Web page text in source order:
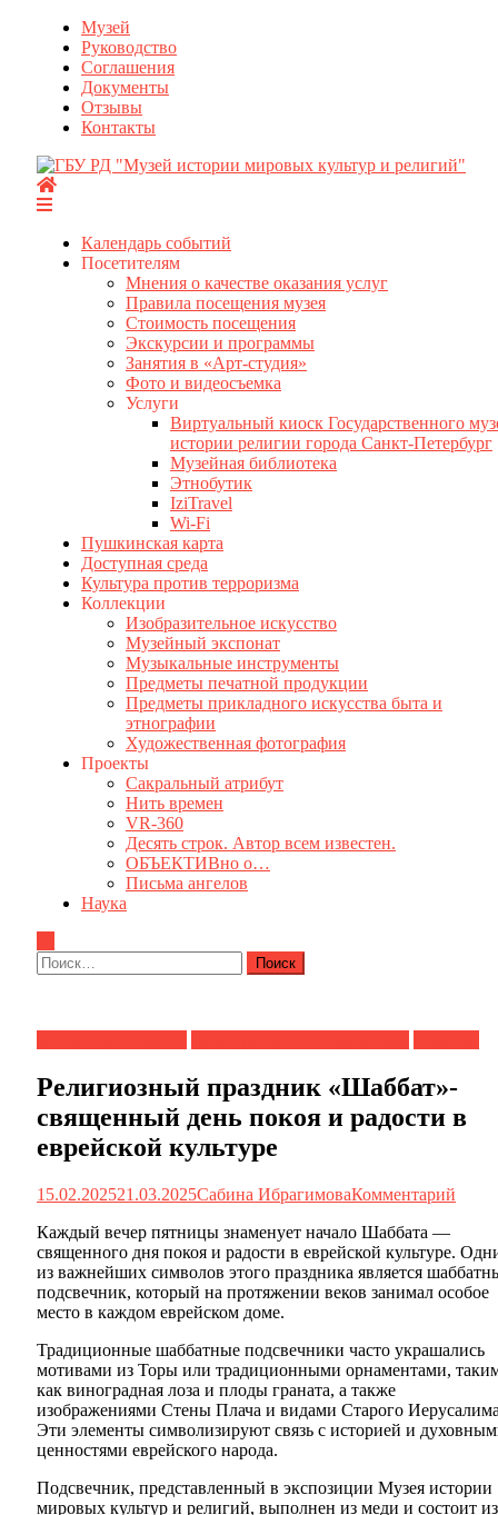
Перейти
содержимому
Музей
Руководство
Соглашения
Документы
Отзывы
Контакты
Календарь событий
Посетителям
Мнения о качестве оказания услуг
Правила посещения музея
Стоимость посещения
Экскурсии и программы
Занятия в «Арт-студия»
Фото и видеосъемка
Услуги
Виртуальный киоск Государственного
истории религии города Санкт-Петербург
Музейная библиотека
Этнобутик
IziTravel
Wi-Fi
Пушкинская карта
Доступная среда
Культура против терроризма
Коллекции
Изобразительное искусство
Музейный экспонат
Музыкальные инструменты
Предметы печатной продукции
Предметы прикладного искусства быта и
этнографии
Художественная фотография
Проекты
Сакральный атрибут
Нить времен
VR-360
Десять строк. Автор всем известен.
ОБЪЕКТИВно о…
Письма ангелов
Наука
Найти:
Религиозный праздник «Шаббат»-
священный день покоя и радости в
еврейской культуре
15.02.202521.03.2025Сабина ИбрагимоваКомментарий
Каждый вечер пятницы знаменует начало Шаббата —
священного дня покоя и радости в еврейской культуре.
из важнейших символов этого праздника является
подсвечник, который на протяжении веков занимал особое
место в каждом еврейском доме.
Традиционные шаббатные подсвечники часто украшались
мотивами из Торы или традиционными орнаментами,
как виноградная лоза и плоды граната, а также
изображениями Стены Плача и видами Старого
Эти элементы символизируют связь с историей и
ценностями еврейского народа.
Подсвечник, представленный в экспозиции Музея истории
мировых культур и религий, выполнен из меди и состоит из